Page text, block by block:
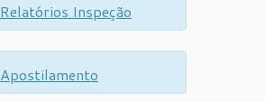
Relatórios Inspeção
Apostilamento